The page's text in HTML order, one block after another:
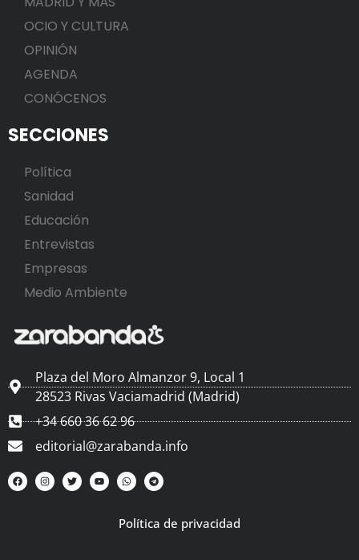
OCIO Y CULTURA
OPINIÓN
AGENDA
CONÓCENOS
SECCIONES
Política
Sanidad
Educación
Entrevistas
Empresas
Medio Ambiente
Plaza del Moro Almanzor 9, Local 1
28523 Rivas Vaciamadrid (Madrid)
+34 660 36 62 96
editorial@zarabanda.info
Política de privacidad